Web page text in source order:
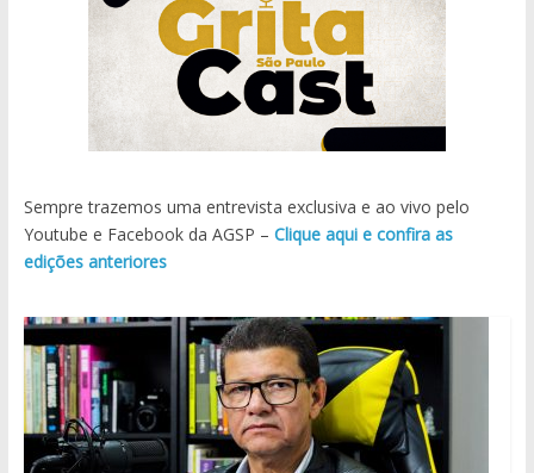
Sempre trazemos uma entrevista exclusiva e ao vivo pelo
Youtube e Facebook da AGSP – Clique aqui e confira as
edições anteriores